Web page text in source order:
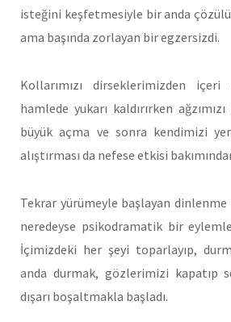
isteğini keşfetmesiyle bir anda
ama başında zorlayan bir egzersizdi.
Kollarımızı dirseklerimizden
hamlede yukarı kaldırırken
büyük açma ve sonra kendimizi
alıştırması da nefese etkisi
Tekrar yürümeyle başlayan
neredeyse psikodramatik bir
İçimizdeki her şeyi toparlayıp,
anda durmak, gözlerimizi kapatıp
dışarı boşaltmakla başladı.